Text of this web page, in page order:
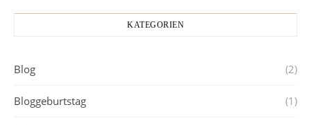
KATEGORIEN
Blog (2)
Bloggeburtstag (1)